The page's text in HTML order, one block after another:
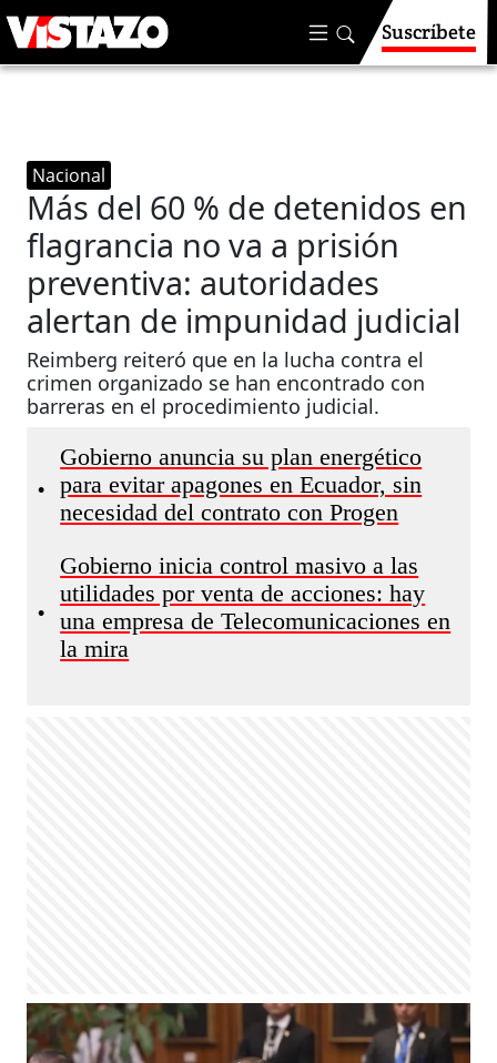
Suscríbete
Nacional
Más del 60 % de detenidos en
flagrancia no va a prisión
preventiva: autoridades
alertan de impunidad judicial
Reimberg reiteró que en la lucha contra el
crimen organizado se han encontrado con
barreras en el procedimiento judicial.
•
Gobierno anuncia su plan energético
para evitar apagones en Ecuador, sin
necesidad del contrato con Progen
•
Gobierno inicia control masivo a las
utilidades por venta de acciones: hay
una empresa de Telecomunicaciones en
la mira